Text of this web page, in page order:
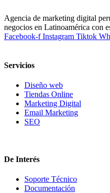
Agencia de marketing digital
negocios en Latinoamérica con
Facebook-f Instagram Tiktok
Servicios
Diseño web
Tiendas Online
Marketing Digital
Email Marketing
SEO
De Interés
Soporte Técnico
Documentación